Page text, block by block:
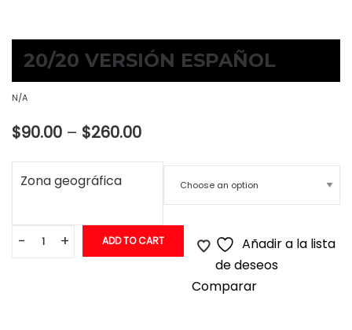
20/20 VERSIÓN ESPAÑOL
N/A
$90.00 – $260.00Price
$90.00
$260.00
Zona geográfica
- + ADD TO CART
Añadir a la lista
de deseos
Comparar